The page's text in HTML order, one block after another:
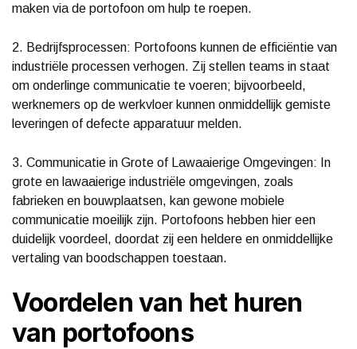
maken via de portofoon om hulp te roepen.
2. Bedrijfsprocessen: Portofoons kunnen de efficiëntie van
industriële processen verhogen. Zij stellen teams in staat
om onderlinge communicatie te voeren; bijvoorbeeld,
werknemers op de werkvloer kunnen onmiddellijk gemiste
leveringen of defecte apparatuur melden.
3. Communicatie in Grote of Lawaaierige Omgevingen: In
grote en lawaaierige industriële omgevingen, zoals
fabrieken en bouwplaatsen, kan gewone mobiele
communicatie moeilijk zijn. Portofoons hebben hier een
duidelijk voordeel, doordat zij een heldere en onmiddellijke
vertaling van boodschappen toestaan.
Voordelen van het huren
van portofoons